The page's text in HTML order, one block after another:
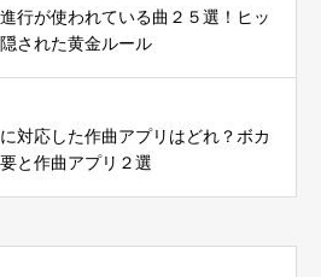
行が使われている曲２５選！ヒッ
隠された黄金ルール
対応した作曲アプリはどれ？ボカ
と作曲アプリ２選